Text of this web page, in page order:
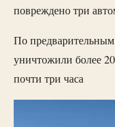
повреждено три
По
уничтожили более
почти три часа